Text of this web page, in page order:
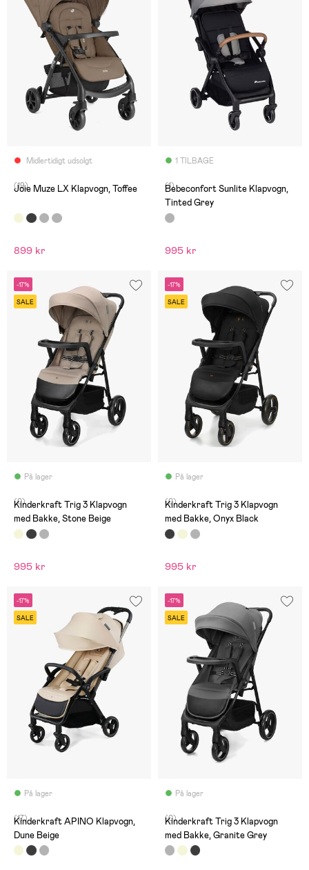
Midlertidigt udsolgt
(19)
Joie Muze LX Klapvogn, Toffee
899 kr
1 TILBAGE
(1)
Bebeconfort Sunlite Klapvogn,
Tinted Grey
995 kr
-17%
SALE
På lager
(0)
Kinderkraft Trig 3 Klapvogn
med Bakke, Stone Beige
995 kr
-17%
SALE
På lager
(0)
Kinderkraft Trig 3 Klapvogn
med Bakke, Onyx Black
995 kr
-17%
SALE
På lager
(17)
Kinderkraft APINO Klapvogn,
Dune Beige
-17%
SALE
På lager
(0)
Kinderkraft Trig 3 Klapvogn
med Bakke, Granite Grey